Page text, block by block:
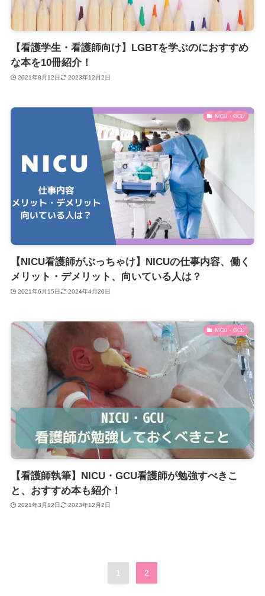
【看護学生・看護師向け】LGBTを学ぶのにおすすめ
な本を10冊紹介！
2021年8月12日 2023年12月2日
NICU・GCU
【NICU看護師がぶっちゃけ】NICUの仕事内容、働く
メリット・デメリット、向いている人は？
2021年6月15日 2024年4月20日
NICU・GCU
【看護師執筆】NICU・GCU看護師が勉強すべきこ
と、おすすめ本も紹介！
2021年3月12日 2023年12月2日
1 2